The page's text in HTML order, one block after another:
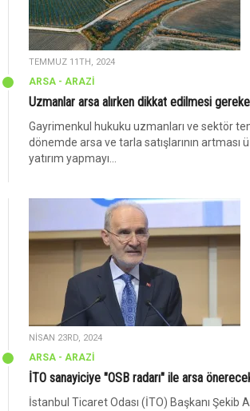
TEMMUZ 11TH, 2024
ARSA - ARAZİ
Uzmanlar arsa alırken dikkat edilmesi
Gayrimenkul hukuku uzmanları ve sektör
dönemde arsa ve tarla satışlarının artması
yatırım yapmayı...
NISAN 23RD, 2024
ARSA - ARAZİ
İTO sanayiciye "OSB radarı" ile arsa
İstanbul Ticaret Odası (İTO) Başkanı Şekib